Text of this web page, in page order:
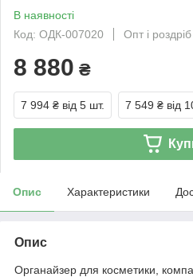
В наявності
Код: ОДК-007020
Опт і роздріб
8 880 ₴
7 994 ₴ від 5 шт. 7 549 ₴ від
Опис Характеристики
Опис
Органайзер для косметики,